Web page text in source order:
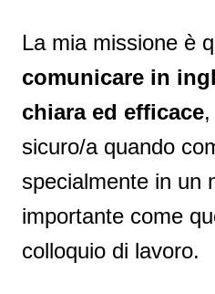
La mia missione è
comunicare in
chiara ed efficace
sicuro/a quando
specialmente in un
importante come
colloquio di lavoro.